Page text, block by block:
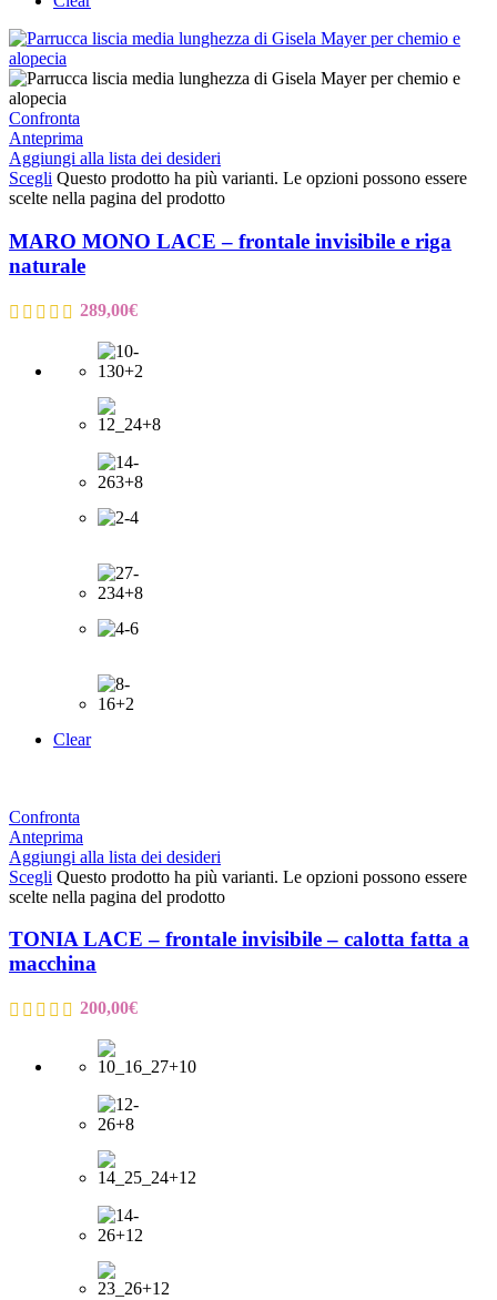
Confronta
Anteprima
Aggiungi alla lista dei desideri
Scegli Questo prodotto ha più varianti. Le opzioni possono essere
scelte nella pagina del prodotto
MARO MONO LACE – frontale invisibile e riga
naturale
289,00€
Clear
Confronta
Anteprima
Aggiungi alla lista dei desideri
Scegli Questo prodotto ha più varianti. Le opzioni possono essere
scelte nella pagina del prodotto
TONIA LACE – frontale invisibile – calotta fatta a
macchina
200,00€